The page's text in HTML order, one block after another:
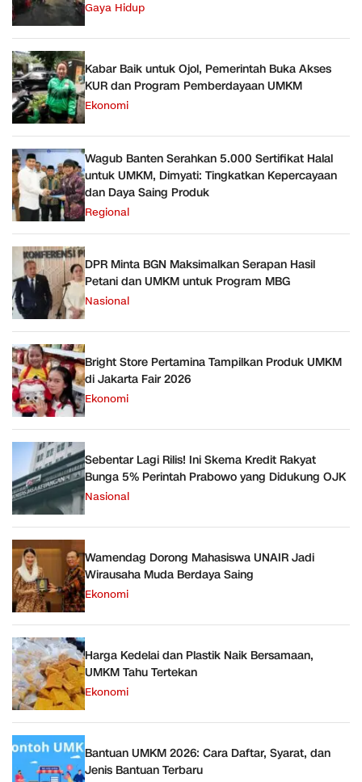
Gaya Hidup
Kabar Baik untuk Ojol, Pemerintah Buka Akses
KUR dan Program Pemberdayaan UMKM
Ekonomi
Wagub Banten Serahkan 5.000 Sertifikat Halal
untuk UMKM, Dimyati: Tingkatkan Kepercayaan
dan Daya Saing Produk
Regional
DPR Minta BGN Maksimalkan Serapan Hasil
Petani dan UMKM untuk Program MBG
Nasional
Bright Store Pertamina Tampilkan Produk UMKM
di Jakarta Fair 2026
Ekonomi
Sebentar Lagi Rilis! Ini Skema Kredit Rakyat
Bunga 5% Perintah Prabowo yang Didukung OJK
Nasional
Wamendag Dorong Mahasiswa UNAIR Jadi
Wirausaha Muda Berdaya Saing
Ekonomi
Harga Kedelai dan Plastik Naik Bersamaan,
UMKM Tahu Tertekan
Ekonomi
Bantuan UMKM 2026: Cara Daftar, Syarat, dan
Jenis Bantuan Terbaru